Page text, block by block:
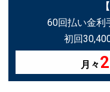
60回払い金利
初回
月々